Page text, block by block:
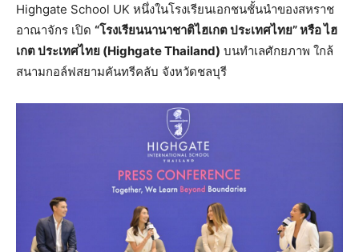
Highgate School UK หนึ่งในโรงเรียนเอกชนชั้นนำของสหราช
อาณาจักร เปิด “โรงเรียนนานาชาติไฮเกต ประเทศไทย”หรือ ไฮ
เกต ประเทศไทย (Highgate Thailand) บนทำเลศักยภาพ ใกล้
สนามกอล์ฟสยามคันทรีคลับ จังหวัดชลบุรี